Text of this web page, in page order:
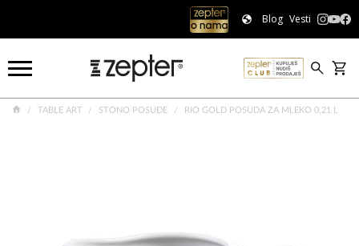
Blog Vesti
TABLE ART STONO POSUĐE RIO GOLD POSUDA ZA MLEKO 0,21 L